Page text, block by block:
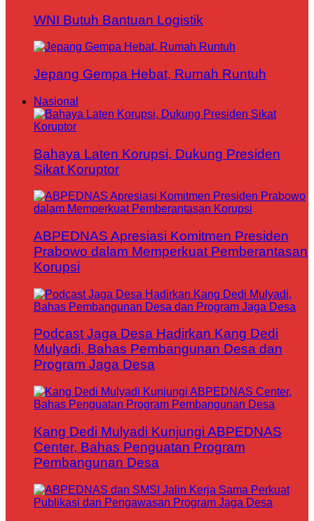
WNI Butuh Bantuan Logistik
Jepang Gempa Hebat, Rumah Runtuh
Nasional
Bahaya Laten Korupsi, Dukung Presiden
Sikat Koruptor
ABPEDNAS Apresiasi Komitmen Presiden
Prabowo dalam Memperkuat Pemberantasan
Korupsi
Podcast Jaga Desa Hadirkan Kang Dedi
Mulyadi, Bahas Pembangunan Desa dan
Program Jaga Desa
Kang Dedi Mulyadi Kunjungi ABPEDNAS
Center, Bahas Penguatan Program
Pembangunan Desa